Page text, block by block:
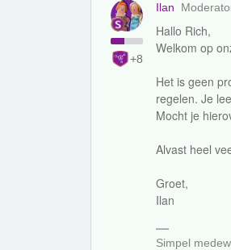
+8
Ilan
Hallo Rich,
Welkom op
Het is geen
regelen. Je
Mocht je
Alvast heel
Groet,
Ilan
Simpel